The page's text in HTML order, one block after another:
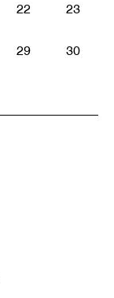
22 23
29 30